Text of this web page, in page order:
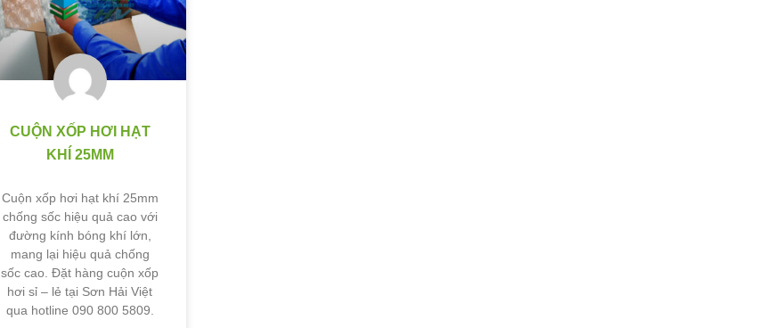
CUỘN XỐP HƠI HẠT
KHÍ 25MM
Cuộn xốp hơi hạt khí 25mm
chống sốc hiệu quả cao với
đường kính bóng khí lớn,
mang lại hiệu quả chống
sốc cao. Đặt hàng cuộn xốp
hơi sỉ – lẻ tại Sơn Hải Việt
qua hotline 090 800 5809.